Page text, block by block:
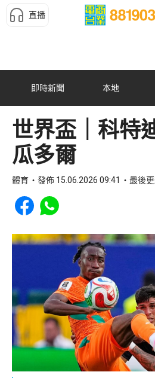
直播
即時新聞 本地
世界盃｜科特
瓜多爾
體育 發佈 15.06.2026 09:41 最後
Share to Facebook
Share to WhatsApp